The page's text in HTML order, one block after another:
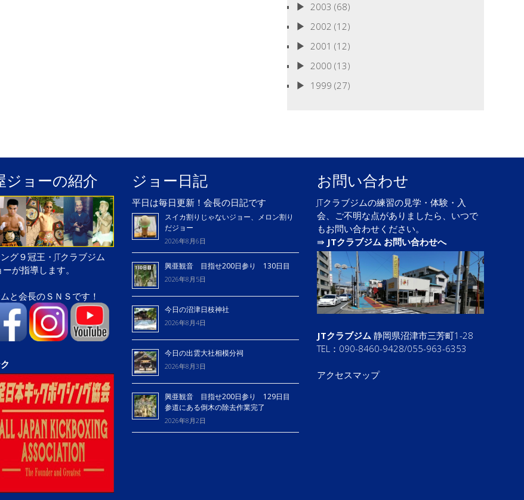
2003 (68)
2002 (12)
2001 (12)
2000 (13)
1999 (27)
ジョーの紹介
グ９冠王・JTクラブジム
が指導します。
と会長のＳＮＳです！
ジョー日記
平日は毎日更新！会長の日記です
スイカ割りじゃないジョー、メロン割り
だジョー
2026年8月6日
興亜観音 目指せ200日参り 130日目
2026年8月5日
今日の沼津日枝神社
2026年8月4日
今日の出雲大社相模分祠
2026年8月3日
興亜観音 目指せ200日参り 129日目
参道にある倒木の除去作業完了
2026年8月2日
お問い合わせ
JTクラブジムの練習の見学・体験・入
会、ご不明な点がありましたら、いつで
もお問い合わせください。
⇛ JTクラブジム お問い合わせへ
JTクラブジム静岡県沼津市三芳町1-28
TEL：090-8460-9428/055-963-6353
アクセスマップ